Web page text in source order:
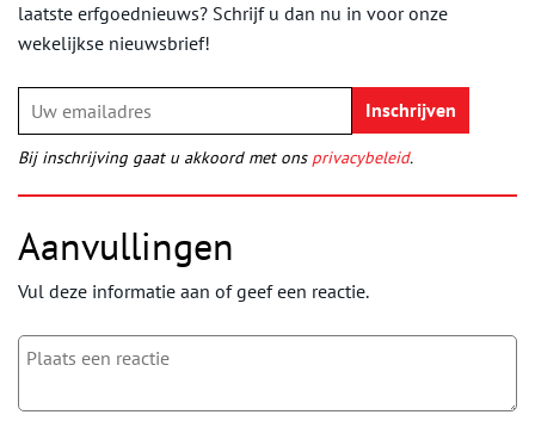
laatste erfgoednieuws? Schrijf u dan nu in voor onze
wekelijkse nieuwsbrief!
Bij inschrijving gaat u akkoord met ons privacybeleid.
Aanvullingen
Vul deze informatie aan of geef een reactie.